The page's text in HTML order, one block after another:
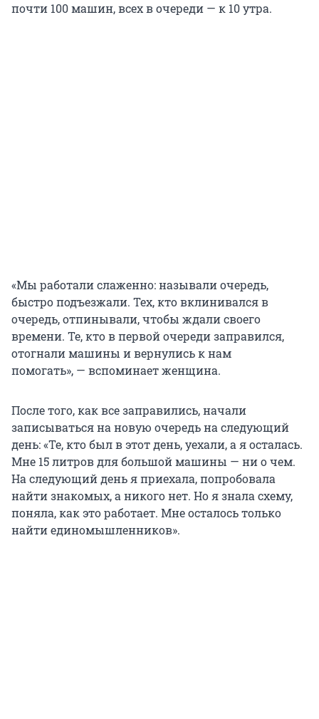
почти 100 машин, всех в очереди — к 10 утра.
«Мы работали слаженно: называли очередь,
быстро подъезжали. Тех, кто вклинивался в
очередь, отпинывали, чтобы ждали своего
времени. Те, кто в первой очереди заправился,
отогнали машины и вернулись к нам
помогать», — вспоминает женщина.
После того, как все заправились, начали
записываться на новую очередь на следующий
день: «Те, кто был в этот день, уехали, а я осталась.
Мне 15 литров для большой машины — ни о чем.
На следующий день я приехала, попробовала
найти знакомых, а никого нет. Но я знала схему,
поняла, как это работает. Мне осталось только
найти единомышленников».